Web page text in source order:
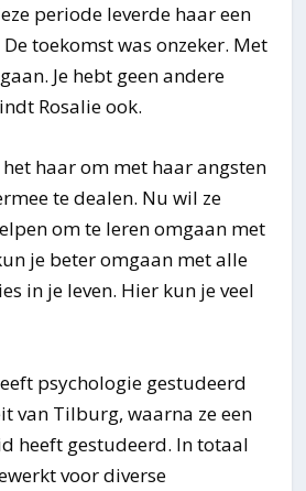
periode leverde haar een
toekomst was onzeker. Met
Je hebt geen andere
Rosalie ook.
haar om met haar angsten
te dealen. Nu wil ze
om te leren omgaan met
je beter omgaan met alle
in je leven. Hier kun je veel
psychologie gestudeerd
van Tilburg, waarna ze een
heeft gestudeerd. In totaal
voor diverse